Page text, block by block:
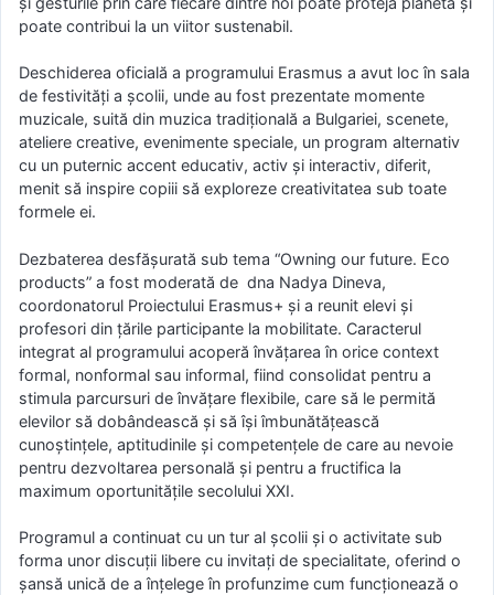
poate contribui la un viitor sustenabil.
Deschiderea oficială a programului Erasmus a avut loc în sala
de festivități a școlii, unde au fost prezentate momente
muzicale, suită din muzica tradițională a Bulgariei, scenete,
ateliere creative, evenimente speciale, un program alternativ
cu un puternic accent educativ, activ și interactiv, diferit,
menit să inspire copiii să exploreze creativitatea sub toate
formele ei.
Dezbaterea desfășurată sub tema “Owning our future. Eco
products” a fost moderată de dna Nadya Dineva,
coordonatorul Proiectului Erasmus+ și a reunit elevi și
profesori din țările participante la mobilitate. Caracterul
integrat al programului acoperă învățarea în orice context
formal, nonformal sau informal, fiind consolidat pentru a
stimula parcursuri de învățare flexibile, care să le permită
elevilor să dobândească și să își îmbunătățească
cunoștințele, aptitudinile și competențele de care au nevoie
pentru dezvoltarea personală și pentru a fructifica la
maximum oportunitățile secolului XXI.
Programul a continuat cu un tur al școlii și o activitate sub
forma unor discuții libere cu invitați de specialitate, oferind o
șansă unică de a înțelege în profunzime cum funcționează o